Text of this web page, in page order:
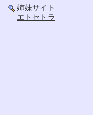
姉妹サイト
エトセトラ